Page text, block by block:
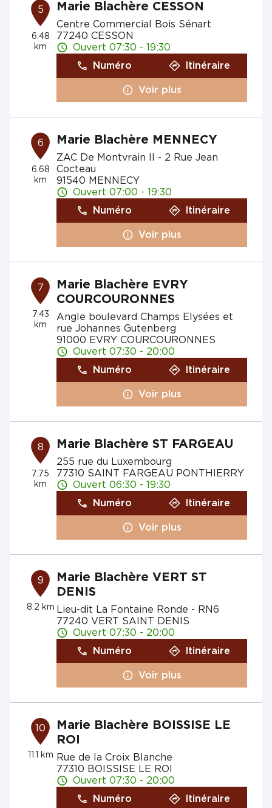
5
6.48
km
Marie Blachère CESSON
Centre Commercial Bois Sénart
77240 CESSON
Ouvert 07:30 - 19:30
Numéro
Itinéraire
Voir plus
6
6.68
km
Marie Blachère MENNECY
ZAC De Montvrain II - 2 Rue Jean
Cocteau
91540 MENNECY
Ouvert 07:00 - 19:30
Numéro
Itinéraire
Voir plus
7
7.43
km
Marie Blachère EVRY
COURCOURONNES
Angle boulevard Champs Elysées et
rue Johannes Gutenberg
91000 EVRY COURCOURONNES
Ouvert 07:30 - 20:00
Numéro
Itinéraire
Voir plus
8
7.75
km
Marie Blachère ST FARGEAU
255 rue du Luxembourg
77310 SAINT FARGEAU PONTHIERRY
Ouvert 06:30 - 19:30
Numéro
Itinéraire
Voir plus
9
8.2 km
Marie Blachère VERT ST
DENIS
Lieu-dit La Fontaine Ronde - RN6
77240 VERT SAINT DENIS
Ouvert 07:30 - 20:00
Numéro
Itinéraire
Voir plus
10
11.1 km
Marie Blachère BOISSISE LE
ROI
Rue de la Croix Blanche
77310 BOISSISE LE ROI
Ouvert 07:30 - 20:00
Numéro
Itinéraire